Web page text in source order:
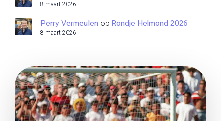
8 maart 2026
Perry Vermeulen op Rondje Helmond 2026
8 maart 2026